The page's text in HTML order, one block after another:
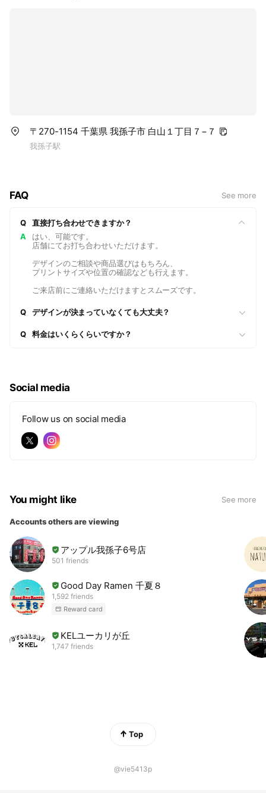
〒270-1154 千葉県 我孫子市 白山１丁目７−７
我孫子駅
FAQ See more
Q
直接打ち合わせできますか？
A
はい、可能です。
店舗にてお打ち合わせいただけます。
デザインのご相談や商品選びはもちろん、
プリントサイズや位置の確認なども行えます。
ご来店前にご連絡いただけますとスムーズです。
Q デザインが決まっていなくても大丈夫？
Q 料金はいくらくらいですか？
Social media
Follow us on social media
You might like See more
Accounts others are viewing
アップル我孫子6号店
501 friends
Good Day Ramen 千夏８
1,592 friends
Reward card
KELユーカリが丘
1,747 friends
Top
@vie5413p